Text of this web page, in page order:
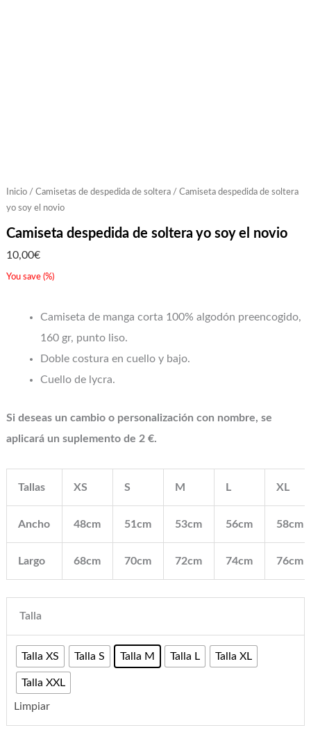
Inicio/ Camisetas de despedida de soltera/ Camiseta despedida de soltera
yo soy el novio
Camiseta despedida de soltera yo soy el novio
10,00€
You save (%)
Camiseta de manga corta 100% algodón preencogido,
160 gr, punto liso.
Doble costura en cuello y bajo.
Cuello de lycra.
Si deseas un cambio o personalización con nombre, se
aplicará un suplemento de 2 €.
Tallas XS S M L XL
Ancho 48cm 51cm 53cm 56cm 58cm
Largo 68cm 70cm 72cm 74cm 76cm
Talla
Talla XS Talla S Talla M Talla L Talla XL
Talla XXL
Limpiar